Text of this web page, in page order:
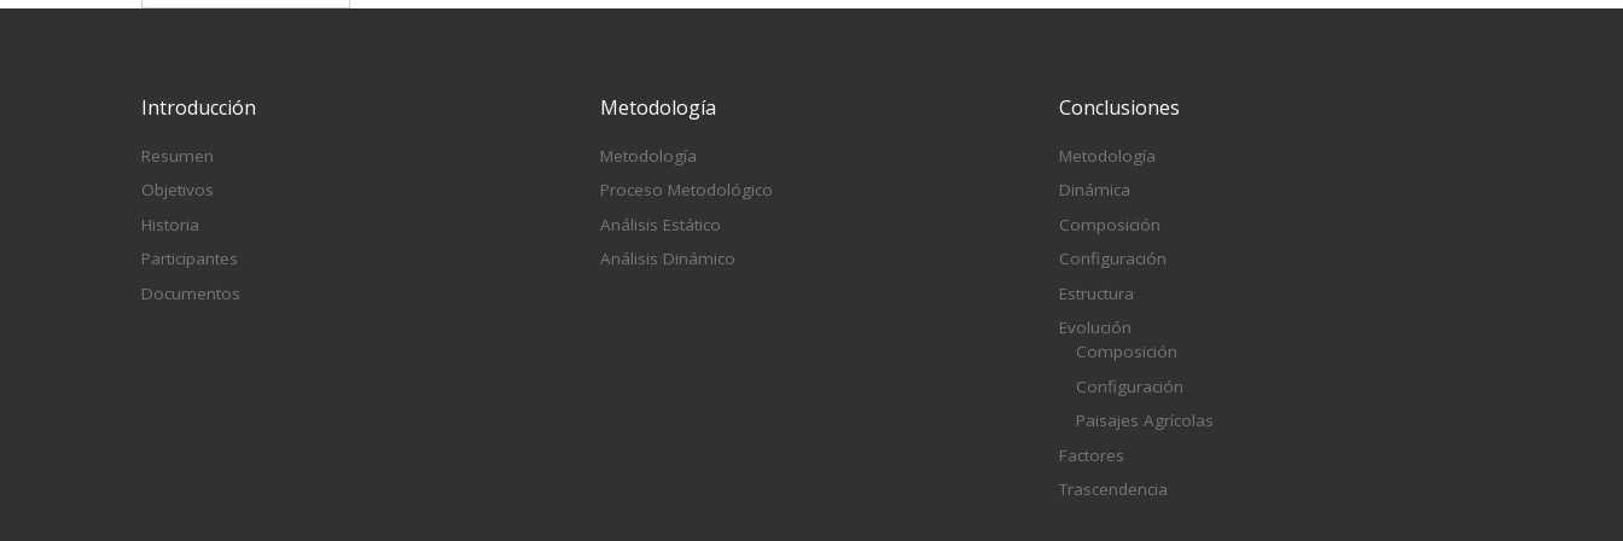
Introducción
Resumen
Objetivos
Historia
Participantes
Documentos
Metodología
Metodología
Proceso Metodológico
Análisis Estático
Análisis Dinámico
Conclusiones
Metodología
Dinámica
Composición
Configuración
Estructura
Evolución
Composición
Configuración
Paisajes Agrícolas
Factores
Trascendencia